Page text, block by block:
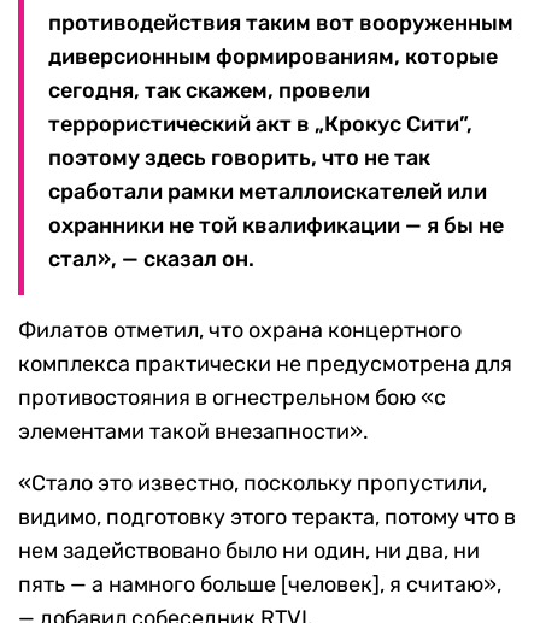
противодействия таким вот вооруженным
диверсионным формированиям, которые
сегодня, так скажем, провели
террористический акт в „Крокус Сити”,
поэтому здесь говорить, что не так
сработали рамки металлоискателей или
охранники не той квалификации — я бы не
стал», — сказал он.
Филатов отметил, что охрана концертного
комплекса практически не предусмотрена для
противостояния в огнестрельном бою «с
элементами такой внезапности».
«Стало это известно, поскольку пропустили,
видимо, подготовку этого теракта, потому что в
нем задействовано было ни один, ни два, ни
пять — а намного больше [человек], я считаю»,